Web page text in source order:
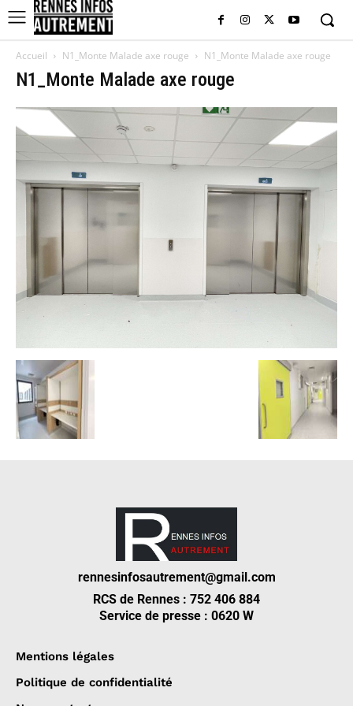
Accueil N1_Monte Malade axe rouge N1_Monte Malade axe rouge
N1_Monte Malade axe rouge
rennesinfosautrement@gmail.com
RCS de Rennes : 752 406 884
Service de presse : 0620 W
Mentions légales
Politique de confidentialité